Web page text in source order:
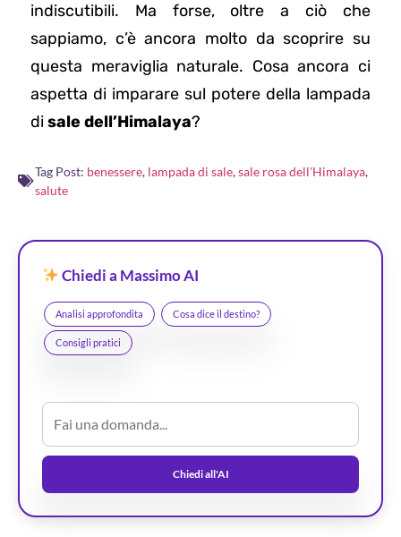
indiscutibili. Ma forse, oltre a ciò che
sappiamo, c’è ancora molto da scoprire su
questa meraviglia naturale. Cosa ancora ci
aspetta di imparare sul potere della lampada
disale dell’Himalaya?
Tag Post: benessere, lampada di sale,sale rosa dell'Himalaya,
salute
Chiedi a Massimo AI
Analisi approfondita Cosa dice il destino?
Consigli pratici
Chiedi all'AI